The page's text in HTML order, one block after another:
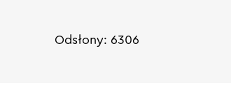
Odsłony: 6306